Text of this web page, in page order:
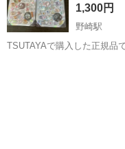
1,300円
野崎駅
TSUTAYAで購入した正規品